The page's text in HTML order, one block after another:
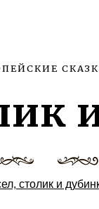
столик и